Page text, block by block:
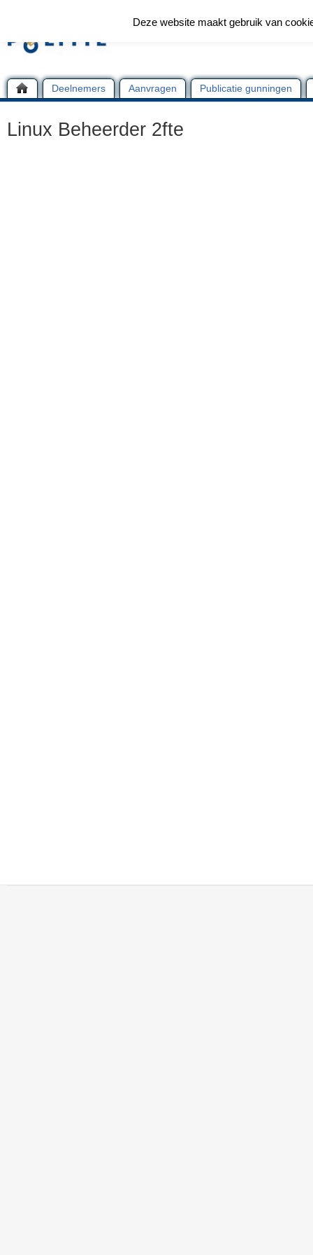
Deelnemers Aanvragen Publicatie gunningen
Linux Beheerder 2fte
Deze website maakt gebruik van